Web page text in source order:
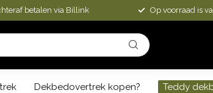
betalen via Billink Op voorraad is
Dekbedovertrek kopen? Teddy